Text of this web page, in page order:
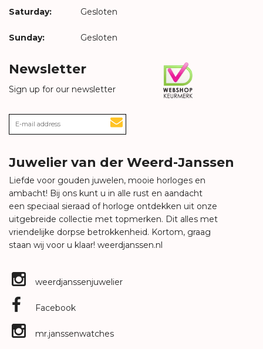
Saturday: Gesloten
Sunday: Gesloten
Newsletter
Sign up for our newsletter
Juwelier van der Weerd-Janssen
Liefde voor gouden juwelen, mooie horloges en
ambacht! Bij ons kunt u in alle rust en aandacht
een speciaal sieraad of horloge ontdekken uit onze
uitgebreide collectie met topmerken. Dit alles met
vriendelijke dorpse betrokkenheid. Kortom, graag
staan wij voor u klaar! weerdjanssen.nl
weerdjanssenjuwelier
Facebook
mr.janssenwatches